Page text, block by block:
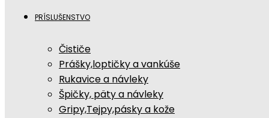
PRÍSLUŠENSTVO
Čističe
Prášky,loptičky a vankúše
Rukavice a návleky
Špičky, päty a návleky
Gripy,Tejpy,pásky a kože